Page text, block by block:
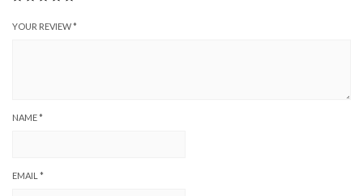
YOUR REVIEW*
NAME*
EMAIL *